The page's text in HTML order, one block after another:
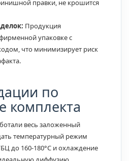
правки, не крошится
Продукция
упаковке с
что минимизирует риск
по
комплекта
весь заложенный
температурный режим
до 160-180°C и охлаждение